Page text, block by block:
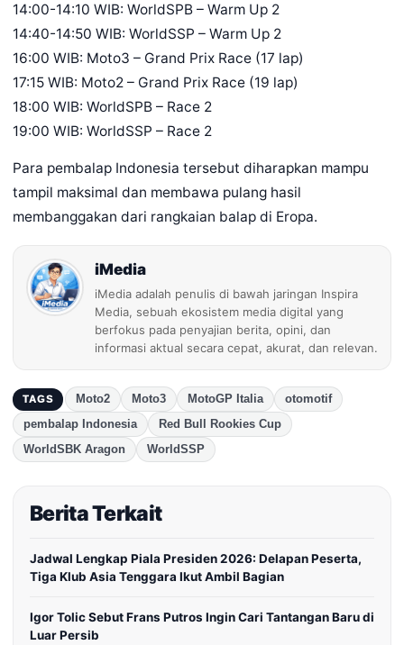
14:00-14:10 WIB: WorldSPB – Warm Up 2
14:40-14:50 WIB: WorldSSP – Warm Up 2
16:00 WIB: Moto3 – Grand Prix Race (17 lap)
17:15 WIB: Moto2 – Grand Prix Race (19 lap)
18:00 WIB: WorldSPB – Race 2
19:00 WIB: WorldSSP – Race 2
Para pembalap Indonesia tersebut diharapkan mampu
tampil maksimal dan membawa pulang hasil
membanggakan dari rangkaian balap di Eropa.
iMedia
iMedia adalah penulis di bawah jaringan Inspira
Media, sebuah ekosistem media digital yang
berfokus pada penyajian berita, opini, dan
informasi aktual secara cepat, akurat, dan relevan.
TAGS Moto2 Moto3 MotoGP Italia
otomotif
pembalap Indonesia
Red Bull Rookies Cup
WorldSBK Aragon
WorldSSP
Berita Terkait
Jadwal Lengkap Piala Presiden 2026: Delapan Peserta,
Tiga Klub Asia Tenggara Ikut Ambil Bagian
Igor Tolic Sebut Frans Putros Ingin Cari Tantangan Baru di
Luar Persib